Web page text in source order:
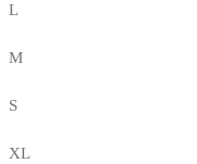
L
M
S
XL